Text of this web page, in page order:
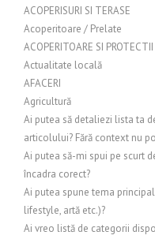
ACOPERISURI SI TERASE
Acoperitoare / Prelate
ACOPERITOARE SI
Actualitate locală
AFACERI
Agricultură
Ai putea să detaliezi lista ta
articolului? Fără context nu
Ai putea să-mi spui pe scurt
încadra corect?
Ai putea spune tema
lifestyle, artă etc.)?
Ai vreo listă de categorii